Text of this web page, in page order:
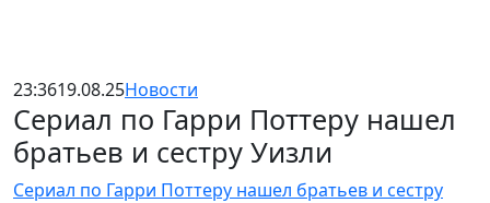
23:3619.08.25Новости
Сериал по Гарри Поттеру нашел
братьев и сестру Уизли
Сериал по Гарри Поттеру нашел братьев и сестру